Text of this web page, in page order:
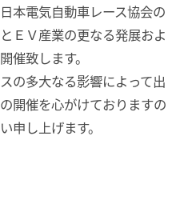
本電気自動車レース協会の
ＥＶ産業の更なる発展およ
催致します。
の多大なる影響によって出
開催を心がけておりますの
申し上げます。